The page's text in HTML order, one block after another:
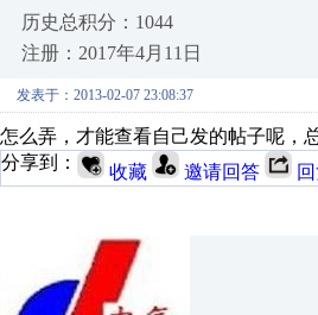
历史总积分：1044
注册：2017年4月11日
发表于：2013-02-07 23:08:37
怎么弄，才能查看自己发的帖子呢，
分享到：
收藏 邀请回答